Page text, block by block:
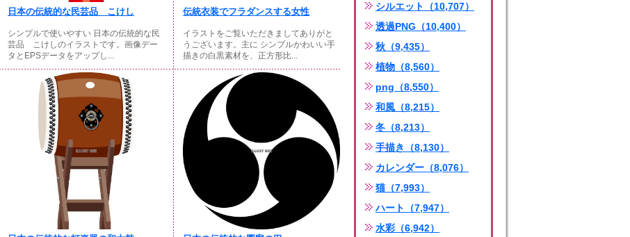
日本の伝統的な民芸品 こけし
シンプルで使いやすい 日本の伝統的な民
芸品 こけしのイラストです。画像デー
タとEPSデータをアップし...
伝統衣装でフラダンスする女性
イラストをご覧いただきましてありがと
うございます。主に シンプルかわいい手
描きの白黒素材を、正方形比...
シルエット（10,707）
透過PNG（10,400）
秋（9,435）
植物（8,560）
png（8,550）
和風（8,215）
冬（8,213）
手描き（8,130）
カレンダー（8,076）
猫（7,993）
ハート（7,947）
水彩（6,942）